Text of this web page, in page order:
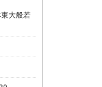
大般若